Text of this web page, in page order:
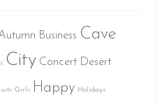
Business Cave
City Concert Desert
Girls Happy Holidays